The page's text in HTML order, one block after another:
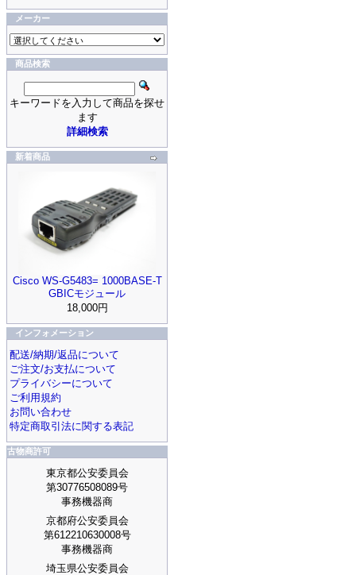
メーカー
商品検索
キーワードを入力して商品を探せ
ます
詳細検索
新着商品
Cisco WS-G5483= 1000BASE-T
GBICモジュール
18,000円
インフォメーション
配送/納期/返品について
ご注文/お支払について
プライバシーについて
ご利用規約
お問い合わせ
特定商取引法に関する表記
古物商許可
東京都公安委員会
第30776508089号
事務機器商
京都府公安委員会
第612210630008号
事務機器商
埼玉県公安委員会